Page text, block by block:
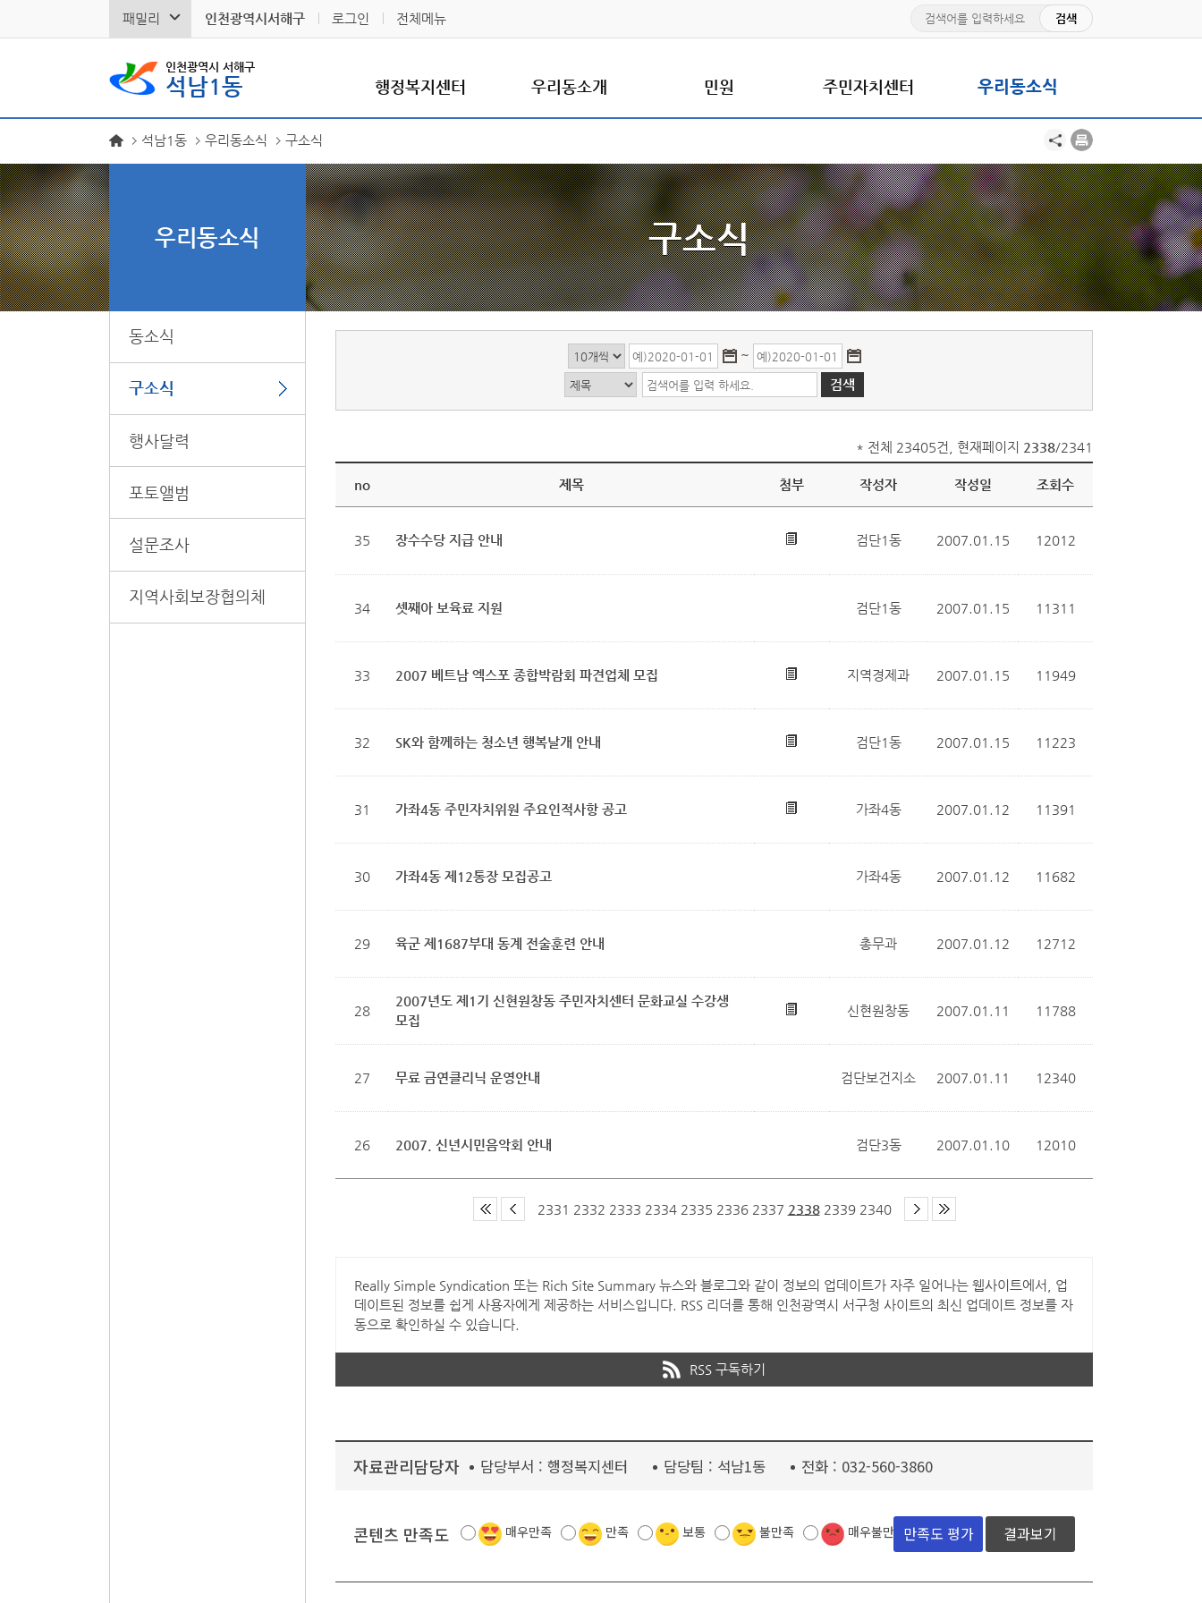
패밀리 인천광역시서해구 로그인 전체메뉴
인천광역시 서해구
석남1동 행정복지센터 우리동소개 민원 주민자치센터 우리동소식
우리동소식
동소식
구소식
행사달력
포토앨범
설문조사
지역사회보장협의체
석남1동 우리동소식 구소식
구소식
~
* 전체 23405건, 현재페이지 2338/2341
no 제목 첨부 작성자 작성일 조회수
35 장수수당 지급 안내 검단1동 2007.01.15 12012
34 셋째아 보육료 지원 검단1동 2007.01.15 11311
33 2007 베트남 엑스포 종합박람회 파견업체 모집 지역경제과 2007.01.15 11949
32 SK와 함께하는 청소년 행복날개 안내 검단1동 2007.01.15 11223
31 가좌4동 주민자치위원 주요인적사항 공고 가좌4동 2007.01.12 11391
30 가좌4동 제12통장 모집공고 가좌4동 2007.01.12 11682
29 육군 제1687부대 동계 전술훈련 안내 총무과 2007.01.12 12712
28
2007년도 제1기 신현원창동 주민자치센터 문화교실 수강생
모집
신현원창동 2007.01.11 11788
27 무료 금연클리닉 운영안내 검단보건지소 2007.01.11 12340
26 2007. 신년시민음악회 안내 검단3동 2007.01.10 12010
2331 2332 2333 2334 2335 2336 2337 2338 2339 2340
Really Simple Syndication 또는 Rich Site Summary 뉴스와 블로그와 같이 정보의 업데이트가 자주 일어나는 웹사이트에서, 업
데이트된 정보를 쉽게 사용자에게 제공하는 서비스입니다. RSS 리더를 통해 인천광역시 서구청 사이트의 최신 업데이트 정보를 자
동으로 확인하실 수 있습니다.
RSS 구독하기
자료관리담당자 담당부서 : 행정복지센터 담당팀 : 석남1동 전화 : 032-560-3860
콘텐츠 만족도 매우만족 만족 보통 불만족 매우불만족 결과보기